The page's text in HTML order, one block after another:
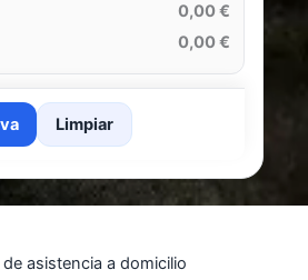
0,00 €
0,00 €
Limpiar
asistencia a domicilio